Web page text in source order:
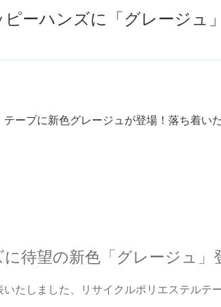
ピーハンズに「グレージ
ープに新色グレージュが登場！落ち着
待望の新色「グレージュ」
たしました、リサイクルポリエステルテ